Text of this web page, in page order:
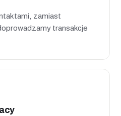
zamiast
transakcje